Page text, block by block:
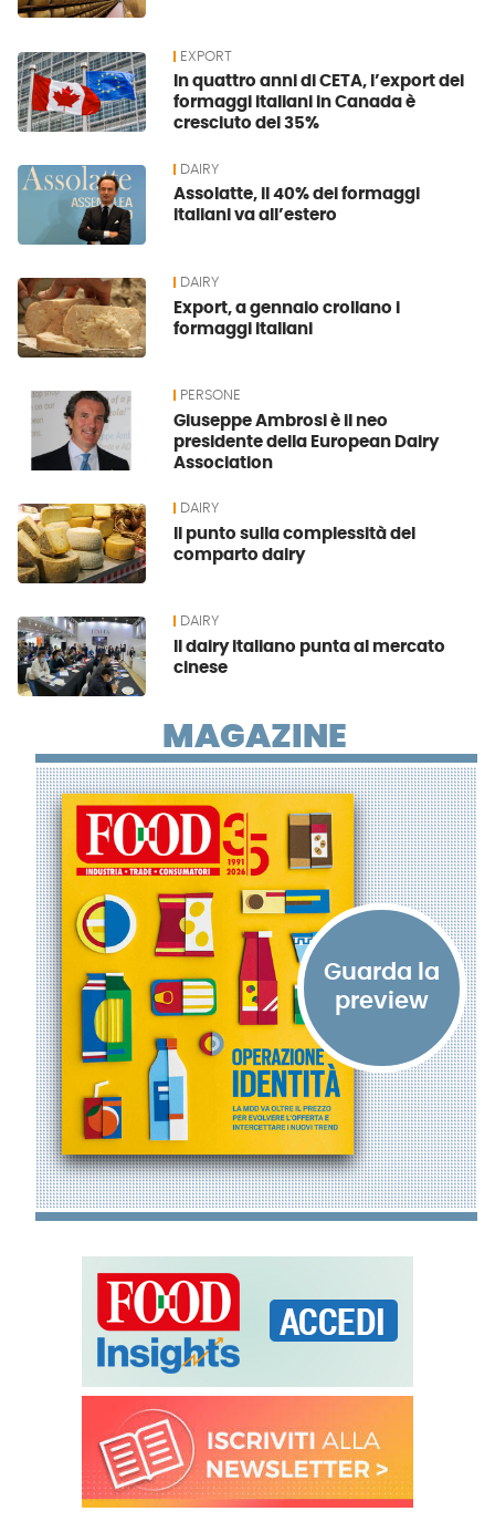
EXPORT
In quattro anni di CETA, l’export dei
formaggi italiani in Canada è
cresciuto del 35%
DAIRY
Assolatte, il 40% dei formaggi
italiani va all’estero
DAIRY
Export, a gennaio crollano i
formaggi italiani
PERSONE
Giuseppe Ambrosi è il neo
presidente della European Dairy
Association
DAIRY
Il punto sulla complessità del
comparto dairy
DAIRY
Il dairy italiano punta al mercato
cinese
MAGAZINE